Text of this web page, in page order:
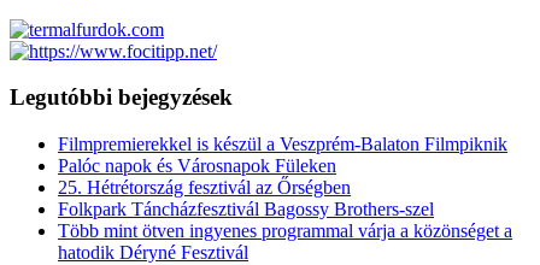
Legutóbbi bejegyzések
Filmpremierekkel is készül a Veszprém-Balaton Filmpiknik
Palóc napok és Városnapok Füleken
25. Hétrétország fesztivál az Őrségben
Folkpark Táncházfesztivál Bagossy Brothers-szel
Több mint ötven ingyenes programmal várja a közönséget a
hatodik Déryné Fesztivál